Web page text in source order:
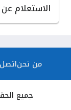
الاستعلام
من نحن
جميع